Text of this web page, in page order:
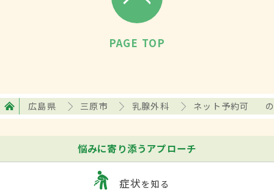
PAGE TOP
広島県 三原市 乳腺外科 ネット予約可
悩みに寄り添うアプローチ
症状を知る